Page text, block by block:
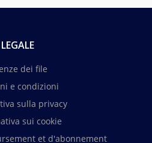
LEGALE
dei file
e condizioni
sulla privacy
sui cookie
et d'abonnement